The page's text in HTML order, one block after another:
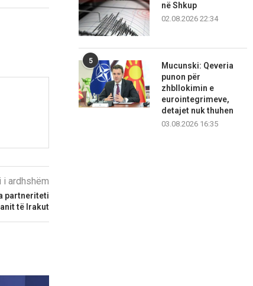
i ardhshëm
partneriteti
të Irakut
në Shkup
02.08.2026 22:34
5
Mucunski: Qeveria
punon për
zhbllokimin e
eurointegrimeve,
detajet nuk thuhen
03.08.2026 16:35